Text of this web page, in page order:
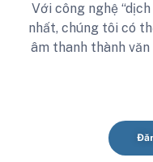
Với công nghệ
nhất, chúng tôi có
âm thanh thành